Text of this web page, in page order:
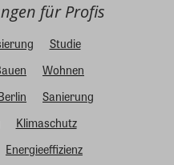
für Profis
Studie
Wohnen
Sanierung
Klimaschutz
Energieeffizienz